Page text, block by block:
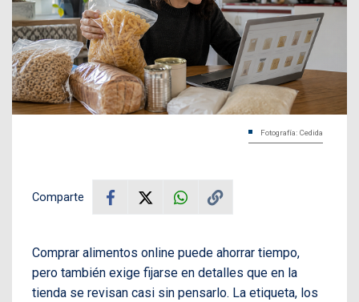
Fotografía: Cedida
Comparte
Comprar alimentos online puede ahorrar tiempo,
pero también exige fijarse en detalles que en la
tienda se revisan casi sin pensarlo. La etiqueta, los